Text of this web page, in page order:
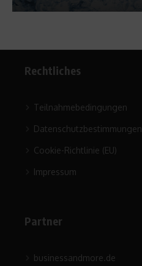
Rechtliches
Teilnahmebedingungen
Datenschutzbestimmungen
Cookie-Richtlinie (EU)
Impressum
Partner
businessandmore.de